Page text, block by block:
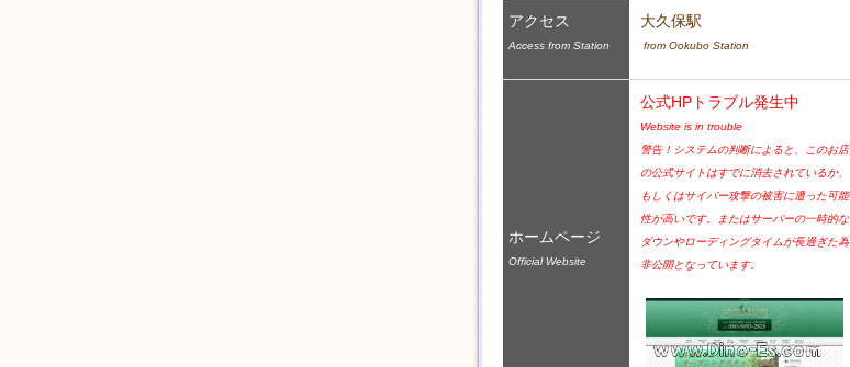
アクセス
Access from Station
大久保駅
from Ookubo Station
ホームページ
Official Website
公式HPトラブル発生中
Website is in trouble
警告！システムの判断によると、このお店
の公式サイトはすでに消去されているか、
もしくはサイバー攻撃の被害に遭った可能
性が高いです。またはサーバーの一時的な
ダウンやローディングタイムが長過ぎた為
非公開となっています。